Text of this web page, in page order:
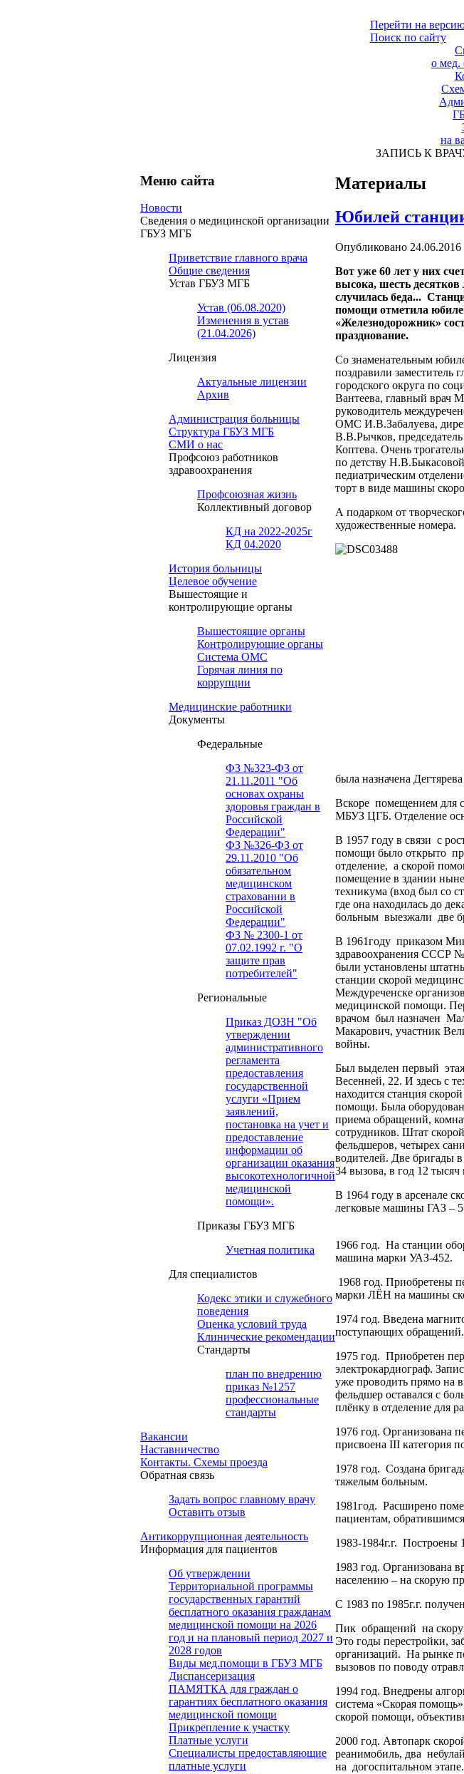
Перейти на
Поиск по сайту
о мед.
на
ЗАПИСЬ К
Меню сайта
Новости
Сведения о медицинской организации
ГБУЗ МГБ
Приветствие главного врача
Общие сведения
Устав ГБУЗ МГБ
Устав (06.08.2020)
Изменения в устав
(21.04.2026)
Лицензия
Актуальные лицензии
Архив
Администрация больницы
Структура ГБУЗ МГБ
СМИ о нас
Профсоюз работников
здравоохранения
Профсоюзная жизнь
Коллективный договор
КД на 2022-2025г
КД 04.2020
История больницы
Целевое обучение
Вышестоящие и
контролирующие органы
Вышестоящие органы
Контролирующие органы
Система ОМС
Горячая линия по
коррупции
Медицинские работники
Документы
Федеральные
ФЗ №323-ФЗ от
21.11.2011 "Об
основах охраны
здоровья граждан в
Российской
Федерации"
ФЗ №326-ФЗ от
29.11.2010 "Об
обязательном
медицинском
страховании в
Российской
Федерации"
ФЗ № 2300-1 от
07.02.1992 г. "О
защите прав
потребителей"
Региональные
Приказ ДОЗН "Об
утверждении
административного
регламента
предоставления
государственной
услуги «Прием
заявлений,
постановка на учет и
предоставление
информации об
организации оказания
высокотехнологичной
медицинской
помощи».
Приказы ГБУЗ МГБ
Учетная политика
Для специалистов
Кодекс этики и служебного
поведения
Оценка условий труда
Клинические рекомендации
Cтандарты
план по внедрению
приказ №1257
профессиональные
стандарты
Вакансии
Наставничество
Контакты. Схемы проезда
Обратная связь
Задать вопрос главному врачу
Оставить отзыв
Антикоррупционная деятельность
Информация для пациентов
Об утверждении
Территориальной программы
государственных гарантий
бесплатного оказания гражданам
медицинской помощи на 2026
год и на плановый период 2027 и
2028 годов
Виды мед.помощи в ГБУЗ МГБ
Диспансеризация
ПАМЯТКА для граждан о
гарантиях бесплатного оказания
медицинской помощи
Прикрепление к участку
Платные услуги
Специалисты предоставляющие
платные услуги
Материалы
Юбилей
Опубликовано 24.06.2016
Вот уже 60 лет у них
высока, шесть десятков
случилась беда...
помощи отметила
«Железнодорожник»
празднование.
Со знаменательным
поздравили заместитель
городского округа по
Вантеева, главный
руководитель
ОМС И.В.Забалуева,
В.В.Рычков,
Коптева. Очень
по детству
педиатрическим
торт в виде машины
А подарком от
художественные номера.
была назначена
Вскоре помещением для
МБУЗ ЦГБ. Отделение
В 1957 году в связи с
помощи было открыто
отделение, а скорой
помещение в здании
техникума (вход был со
где она находилась до
больным выезжали две
В 1961году приказом
здравоохранения СССР №
были установлены
станции скорой
Междуреченске
медицинской помощи.
врачом был назначен
Макарович, участник
войны.
Был выделен первый
Весенней, 22. И здесь с
находится станция
помощи. Была
приема обращений,
сотрудников. Штат
фельдшеров, четырех
водителей. Две бригады
34 вызова, в год 12 тысяч
В 1964 году в арсенале
легковые машины ГАЗ –
1966 год. На станции
машина марки УАЗ-452.
1968 год. Приобретены
марки ЛЁН на машины
1974 год. Введена
поступающих обращений.
1975 год. Приобретен
электрокардиограф.
уже проводить прямо на
фельдшер оставался с
плёнку в отделение для
1976 год. Организована
присвоена ΙΙΙ
1978 год. Создана
тяжелым больным.
1981год. Расширено
пациентам,
1983-1984г.г.
1983 год. Организована
населению – на скорую
С 1983 по 1985г.г.
Пик обращений на
Это годы перестройки,
организаций. На рынке
вызовов по поводу
1994 год. Внедрены
система «Скорая
скорой помощи,
2000 год. Автопарк
реанимобиль, два
на догоспитальном этапе.